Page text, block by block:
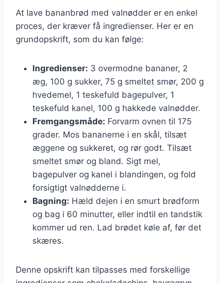
At lave bananbrød med valnødder er en enkel
proces, der kræver få ingredienser. Her er en
grundopskrift, som du kan følge:
Ingredienser: 3 overmodne bananer, 2
æg, 100 g sukker, 75 g smeltet smør, 200 g
hvedemel, 1 teskefuld bagepulver, 1
teskefuld kanel, 100 g hakkede valnødder.
Fremgangsmåde: Forvarm ovnen til 175
grader. Mos bananerne i en skål, tilsæt
æggene og sukkeret, og rør godt. Tilsæt
smeltet smør og bland. Sigt mel,
bagepulver og kanel i blandingen, og fold
forsigtigt valnødderne i.
Bagning: Hæld dejen i en smurt brødform
og bag i 60 minutter, eller indtil en tandstik
kommer ud ren. Lad brødet køle af, før det
skæres.
Denne opskrift kan tilpasses med forskellige